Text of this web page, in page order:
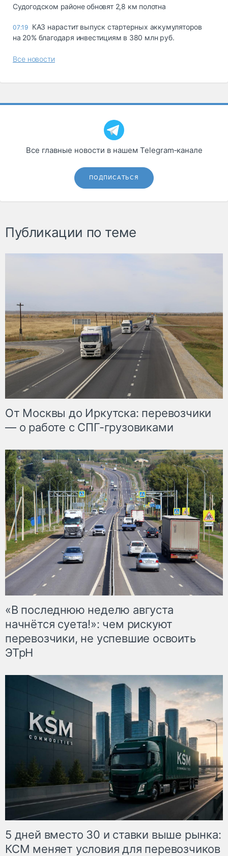
Судогодском районе обновят 2,8 км полотна
07:19 КАЗ нарастит выпуск стартерных аккумуляторов
на 20% благодаря инвестициям в 380 млн руб.
Все новости
Все главные новости в нашем Telegram‑канале
ПОДПИСАТЬСЯ
Публикации по теме
От Москвы до Иркутска: перевозчики
— о работе с СПГ-грузовиками
«В последнюю неделю августа
начнётся суета!»: чем рискуют
перевозчики, не успевшие освоить
ЭТрН
5 дней вместо 30 и ставки выше рынка:
КСМ меняет условия для перевозчиков